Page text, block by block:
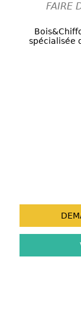
FAIRE
spécialisée